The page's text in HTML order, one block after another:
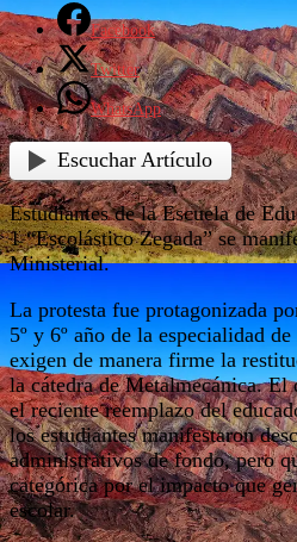
Facebook
Twitter
WhatsApp
Escuchar Artículo
Estudiantes de la Escuela de
1 “Escolástico Zegada” se
Ministerial.
La protesta fue protagonizada
5º y 6º año de la especialidad
exigen de manera firme la
la cátedra de Metalmecánica.
el reciente reemplazo del
los estudiantes manifestaron
administrativos de fondo, pero
categórica por el impacto que
escolar.